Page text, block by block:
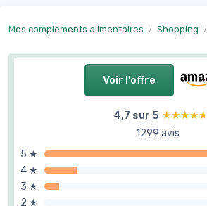
Mes complements alimentaires Shopping
Voir l'offre
4,7 sur 5 ★★★★★
★★★★★
1299 avis
5 ★
4 ★
3 ★
2 ★